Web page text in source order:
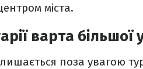
міста.
варта більшої
поза увагою